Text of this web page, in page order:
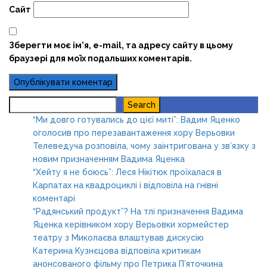
Сайт
Зберегти моє ім'я, e-mail, та адресу сайту в цьому
браузері для моїх подальших коментарів.
Search
“Ми довго готувались до цієї миті”: Вадим Яценко
оголосив про перезавантаження хору Верьовки
Телеведуча розповіла, чому заінтригована у зв’язку з
новим призначенням Вадима Яценка
“Хейту я не боюсь”: Леся Нікітюк проїхалася в
Карпатах на квадроциклі і відповіла на гнівні
коментарі
“Радянський продукт”? На тлі призначення Вадима
Яценка керівником хору Верьовки хормейстер
театру з Миколаєва влаштував дискусію
Катерина Кузнєцова відповіла критикам
анонсованого фільму про Петрика П’яточкина